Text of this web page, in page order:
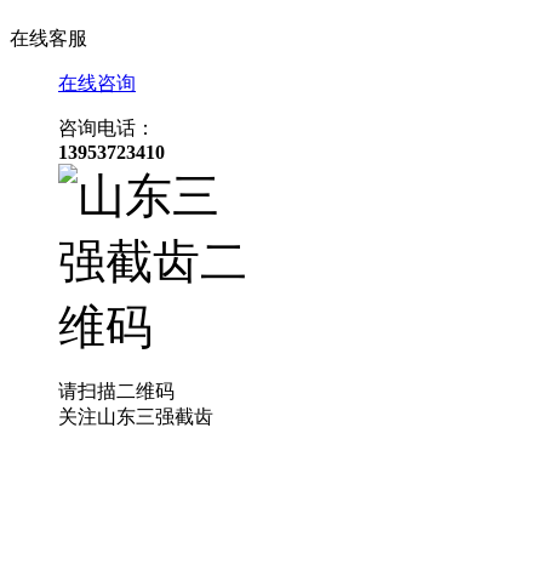
在线客服
在线咨询
咨询电话：
13953723410
请扫描二维码
关注山东三强截齿